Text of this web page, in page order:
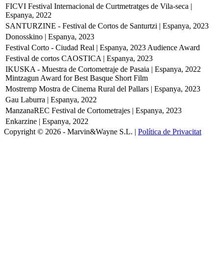
FICVI Festival Internacional de Curtmetratges de Vila-seca |
Espanya, 2022
SANTURZINE - Festival de Cortos de Santurtzi | Espanya, 2023
Donosskino | Espanya, 2023
Festival Corto - Ciudad Real | Espanya, 2023 Audience Award
Festival de cortos CAOSTICA | Espanya, 2023
IKUSKA - Muestra de Cortometraje de Pasaia | Espanya, 2022
Mintzagun Award for Best Basque Short Film
Mostremp Mostra de Cinema Rural del Pallars | Espanya, 2023
Gau Laburra | Espanya, 2022
ManzanaREC Festival de Cortometrajes | Espanya, 2023
Enkarzine | Espanya, 2022
Copyright © 2026 - Marvin&Wayne S.L. | Política de Privacitat